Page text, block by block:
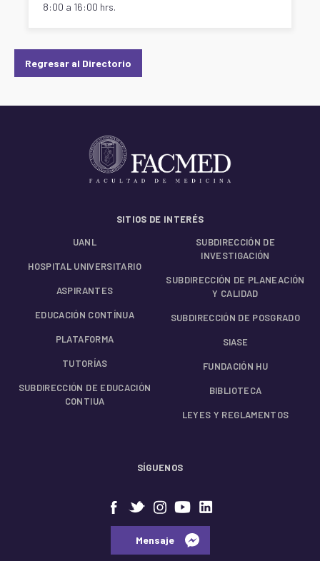
8:00 a 16:00 hrs.
Regresar al Directorio
SITIOS DE INTERÉS
UANL
HOSPITAL UNIVERSITARIO
ASPIRANTES
EDUCACIÓN CONTÍNUA
PLATAFORMA
TUTORÍAS
SUBDIRECCIÓN DE EDUCACIÓN
CONTIUA
SUBDIRECCIÓN DE
INVESTIGACIÓN
SUBDIRECCIÓN DE PLANEACIÓN
Y CALIDAD
SUBDIRECCIÓN DE POSGRADO
SIASE
FUNDACIÓN HU
BIBLIOTECA
LEYES Y REGLAMENTOS
SÍGUENOS
⠀⠀Mensaje⠀